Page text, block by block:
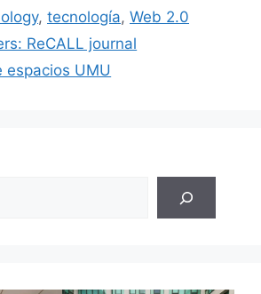
, tecnología, Web 2.0
ReCALL journal
espacios UMU